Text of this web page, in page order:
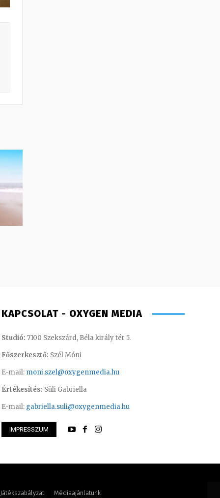
könyvelési asszisztens – 2020
KAPCSOLAT - OXYGEN MEDIA
Studió: 7100 Szekszárd, Béla király tér 5.
Főszerkesztő: Szél Móni
E-mail: moni.szel@oxygenmedia.hu
Értékesítés: Süli Gabriella
E-mail: gabriella.suli@oxygenmedia.hu
IMPRESSZUM
Játékszabályzat Médiaajánlatunk